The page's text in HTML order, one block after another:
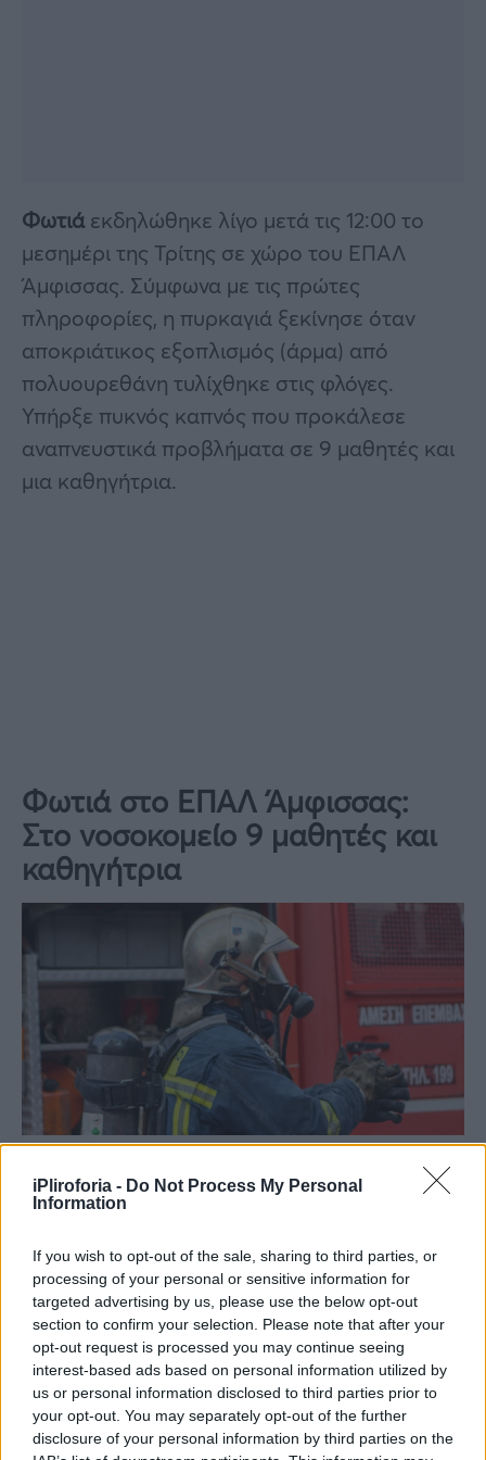
iPliroforia - Do Not Process My Personal
Information
If you wish to opt-out of the sale, sharing to third parties, or
processing of your personal or sensitive information for
targeted advertising by us, please use the below opt-out
section to confirm your selection. Please note that after your
opt-out request is processed you may continue seeing
interest-based ads based on personal information utilized by
us or personal information disclosed to third parties prior to
your opt-out. You may separately opt-out of the further
disclosure of your personal information by third parties on the
Φωτιάεκδηλώθηκε λίγο μετά τις 12:00 το
μεσημέρι της Τρίτης σε χώρο του ΕΠΑΛ
Άμφισσας. Σύμφωνα με τις πρώτες
πληροφορίες, η πυρκαγιά ξεκίνησε όταν
αποκριάτικος εξοπλισμός (άρμα) από
πολυουρεθάνη τυλίχθηκε στις φλόγες.
Υπήρξε πυκνός καπνός που προκάλεσε
αναπνευστικά προβλήματα σε 9 μαθητές και
μια καθηγήτρια.
Φωτιά στο ΕΠΑΛ Άμφισσας:
Στο νοσοκομείο 9 μαθητές και
καθηγήτρια
Διακομίστηκαν στο Νοσοκομείο Άμφισσας
για τις πρώτες βοήθειες.
Πυροσβέστες επενέβησαν άμεσα και
έσβησαν την φωτιά ενώ πραγματοποίησαν
έρευνα σε όλα τα σημεία του σχολείου για
τυχόν εγκλωβισμένους μαθητές.